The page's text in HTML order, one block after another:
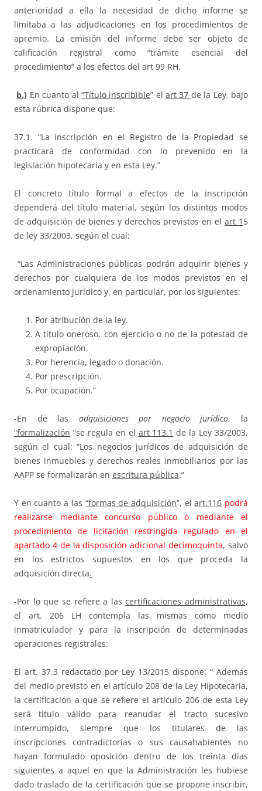
anterioridad a ella la necesidad de dicho informe se
limitaba a las adjudicaciones en los procedimientos de
apremio. La emisión del informe debe ser objeto de
calificación registral como “trámite esencial del
procedimiento” a los efectos del art 99 RH.
b.) En cuanto al “Título inscribible” elart 37 de la Ley, bajo
esta rúbrica dispone que:
37.1. “La inscripción en el Registro de la Propiedad se
practicará de conformidad con lo prevenido en la
legislación hipotecaria y en esta Ley.”
El concreto título formal a efectos de la inscripción
dependerá del título material, según los distintos modos
de adquisición de bienes y derechos previstos en elart 1 5
de ley 33/2003, según el cual:
“Las Administraciones públicas podrán adquirir bienes y
derechos por cualquiera de los modos previstos en el
ordenamiento jurídico y, en particular, por los siguientes:
Por atribución de la ley.
A título oneroso, con ejercicio o no de la potestad de
expropiación.
Por herencia, legado o donación.
Por prescripción.
Por ocupación.”
-En de las adquisiciones por negocio jurídico, la
“formalización “se regula en el art 113.1 de la Ley 33/2003,
según el cual: “Los negocios jurídicos de adquisición de
bienes inmuebles y derechos reales inmobiliarios por las
AAPP se formalizarán en escritura pública.”
Y en cuanto a las “formas de adquisición”, elart.116 podrá
realizarse mediante concurso público o mediante el
procedimiento de licitación restringida regulado en el
apartado 4 de la disposición adicional decimoquinta, salvo
en los estrictos supuestos en los que proceda la
adquisición directa.
-Por lo que se refiere a lascertificaciones administrativas,
el art. 206 LH contempla las mismas como medio
inmatriculador y para la inscripción de determinadas
operaciones registrales:
El art. 37.3 redactado por Ley 13/2015 dispone: “ Además
del medio previsto en el artículo 208 de la Ley Hipotecaria,
la certificación a que se refiere el artículo 206 de esta Ley
será título válido para reanudar el tracto sucesivo
interrumpido, siempre que los titulares de las
inscripciones contradictorias o sus causahabientes no
hayan formulado oposición dentro de los treinta días
siguientes a aquel en que la Administración les hubiese
dado traslado de la certificación que se propone inscribir,